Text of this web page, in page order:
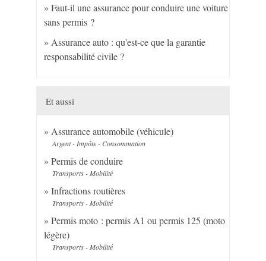
Faut-il une assurance pour conduire une voiture
sans permis ?
Assurance auto : qu'est-ce que la garantie
responsabilité civile ?
Et aussi
Assurance automobile (véhicule)
Argent - Impôts - Consommation
Permis de conduire
Transports - Mobilité
Infractions routières
Transports - Mobilité
Permis moto : permis A1 ou permis 125 (moto
légère)
Transports - Mobilité